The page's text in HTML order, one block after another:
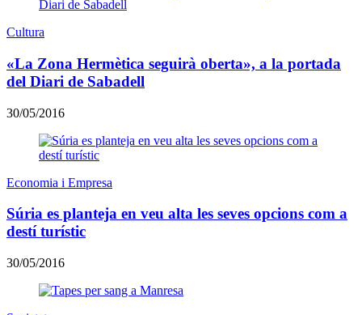
Cultura
«La Zona Hermètica seguirà oberta», a la portada
del Diari de Sabadell
30/05/2016
Economia i Empresa
Súria es planteja en veu alta les seves opcions com a
destí turístic
30/05/2016